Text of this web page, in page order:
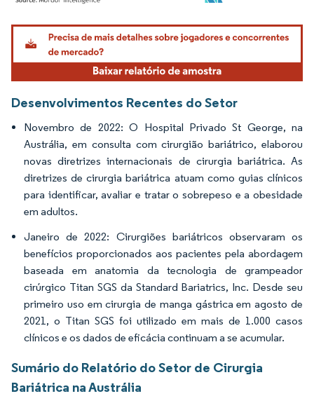
Imagem © Mordor Intelligence. O reuso requer atribuição conforme CC BY 4.0.
Desenvolvimentos Recentes do Setor
Novembro de 2022: O Hospital Privado St George, na
Austrália, em consulta com cirurgião bariátrico, elaborou
novas diretrizes internacionais de cirurgia bariátrica. As
diretrizes de cirurgia bariátrica atuam como guias clínicos
para identificar, avaliar e tratar o sobrepeso e a obesidade
em adultos.
Janeiro de 2022: Cirurgiões bariátricos observaram os
benefícios proporcionados aos pacientes pela abordagem
baseada em anatomia da tecnologia de grampeador
cirúrgico Titan SGS da Standard Bariatrics, Inc. Desde seu
primeiro uso em cirurgia de manga gástrica em agosto de
2021, o Titan SGS foi utilizado em mais de 1.000 casos
clínicos e os dados de eficácia continuam a se acumular.
Sumário do Relatório do Setor de Cirurgia
Bariátrica na Austrália